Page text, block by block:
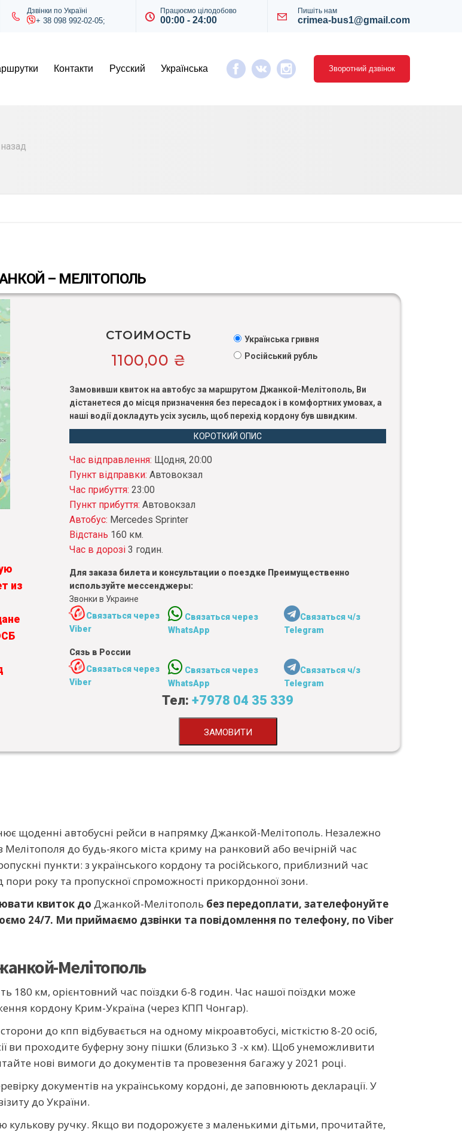
Дзвінки по Україні
+ 38 098 992-02-05;
Працюємо цілодобово
00:00 - 24:00
Пишіть нам
crimea-bus1@gmail.com
Контакти Русский Українська Зворотний дзвінок
– МЕЛІТОПОЛЬ
из
СТОИМОСТЬ
1100,00 ₴
Українська гривня
Російський рубль
Замовивши квиток на автобус за маршрутом Джанкой-Мелітополь, Ви
дістанетеся до місця призначення без пересадок і в комфортних умовах, а
наші водії докладуть усіх зусиль, щоб перехід кордону був швидким.
КОРОТКИЙ ОПИС
Час відправлення: Щодня, 20:00
Пункт відправки: Автовокзал
Час прибуття: 23:00
Пункт прибуття: Автовокзал
Автобус: Mercedes Sprinter
Відстань 160 км.
Час в дорозі 3 годин.
Для заказа билета и консультации о поездке Преимущественно
используйте мессенджеры:
Звонки в Украине
Связаться через
Viber
Связаться через
WhatsApp
Связаться ч/з
Telegram
Сязь в России
Связаться через
Viber
Связаться через
WhatsApp
Связаться ч/з
Telegram
Тел: +7978 04 35 339
ЗАМОВИТИ
щоденні автобусні рейси в напрямку Джанкой-Мелітополь. Незалежно
до будь-якого міста криму на ранковий або вечірній час
пункти: з українського кордону та російського, приблизний час
року та пропускної спроможності прикордонної зони.
квиток до Джанкой-Мелітополь без передоплати, зателефонуйте
24/7. Ми приймаємо дзвінки та повідомлення по телефону, по Viber
Мелітополь
180 км, орієнтовний час поїздки 6-8 годин. Час нашої поїздки може
кордону Крим-Україна (через КПП Чонгар).
до кпп відбувається на одному мікроавтобусі, місткістю 8-20 осіб,
ви проходите буферну зону пішки (близько 3 -х км). Щоб унеможливити
нові вимоги до документів та провезення багажу у 2021 році.
документів на українському кордоні, де заповнюють декларації. У
до України.
кулькову ручку. Якщо ви подорожуєте з маленькими дітьми, прочитайте,